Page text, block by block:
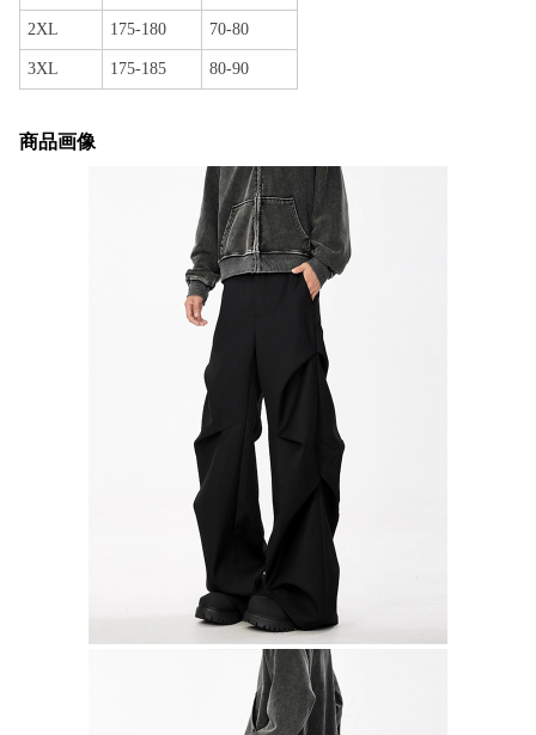
2XL 175-180 70-80
3XL 175-185 80-90
商品画像